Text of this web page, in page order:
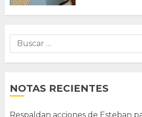
Buscar:
NOTAS RECIENTES
Respaldan acciones de Esteban